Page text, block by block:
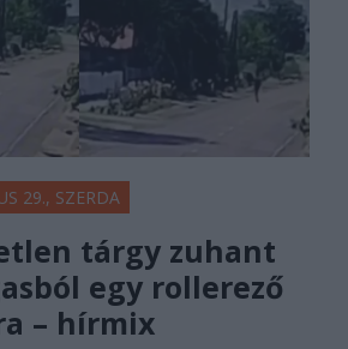
29., SZERDA
tárgy zuhant
egy rollerező
– hírmix